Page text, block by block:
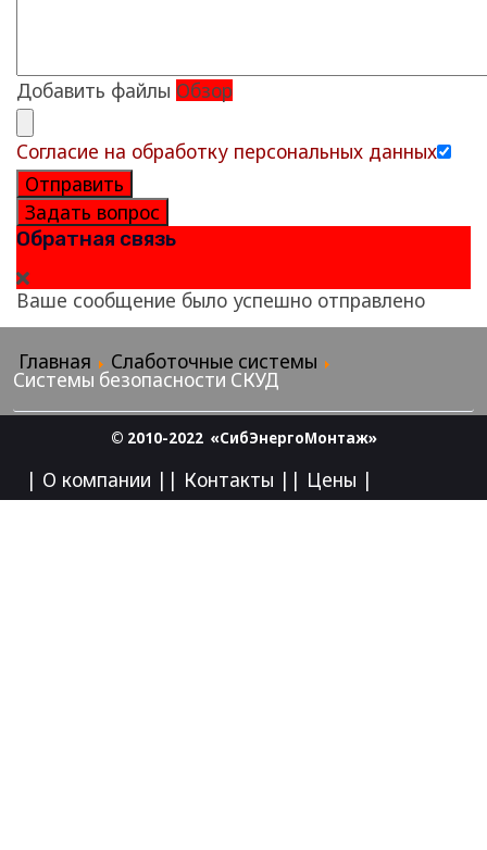
Добавить файлы Обзор
Согласие на обработку персональных данных
Отправить
Задать вопрос
Обратная связь
Ваше сообщение было успешно отправлено
Главная Слаботочные системы
Системы безопасности СКУД
© 2010-2022 «СибЭнергоМонтаж»
| О компании | | Контакты | | Цены |